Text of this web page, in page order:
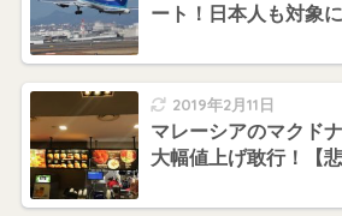
ート！日本人も対象
2019年2月11日
マレーシアのマクド
大幅値上げ敢行！【悲